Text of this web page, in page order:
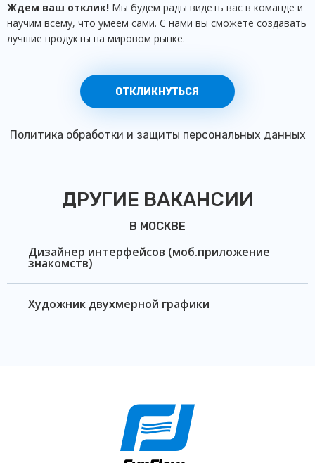
Ждем ваш отклик! Мы будем рады видеть вас в команде и
научим всему, что умеем сами. С нами вы сможете создавать
лучшие продукты на мировом рынке.
ОТКЛИКНУТЬСЯ
Политика обработки и защиты персональных данных
ДРУГИЕ ВАКАНСИИ
В МОСКВЕ
Дизайнер интерфейсов (моб.приложение
знакомств)
Художник двухмерной графики